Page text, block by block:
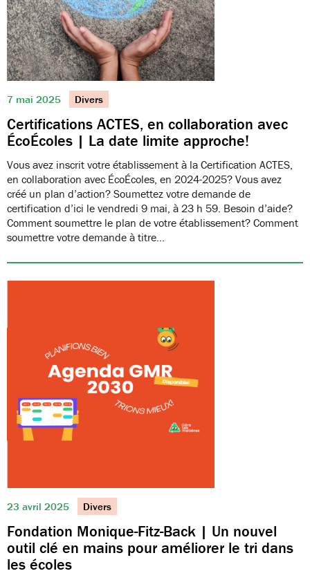
7 mai 2025 Divers
Certifications ACTES, en collaboration avec
ÉcoÉcoles | La date limite approche!
Vous avez inscrit votre établissement à la Certification ACTES,
en collaboration avec ÉcoÉcoles, en 2024-2025? Vous avez
créé un plan d’action? Soumettez votre demande de
certification d’ici le vendredi 9 mai, à 23 h 59. Besoin d’aide?
Comment soumettre le plan de votre établissement? Comment
soumettre votre demande à titre…
23 avril 2025 Divers
Fondation Monique-Fitz-Back | Un nouvel
outil clé en mains pour améliorer le tri dans
les écoles